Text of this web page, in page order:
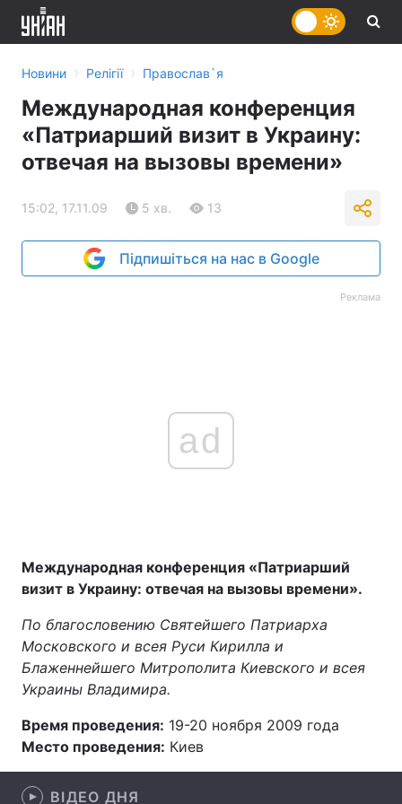
Новини › Релігії › Православ`я
Международная конференция
«Патриарший визит в Украину:
отвечая на вызовы времени»
15:02, 17.11.09 5 хв. 13
Підпишіться на нас в Google
Реклама
ad
Международная конференция «Патриарший
визит в Украину: отвечая на вызовы времени».
По благословению Святейшего Патриарха
Московского и всея Руси Кирилла и
Блаженнейшего Митрополита Киевского и всея
Украины Владимира.
Время проведения: 19-20 ноября 2009 года
Место проведения: Киев
ВІДЕО ДНЯ